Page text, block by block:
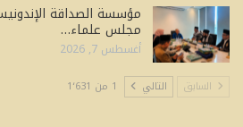
مؤسسة الصداقة
مجلس علماء…
أغسطس 7, 2026
السابق التالي 1 من 1٬631